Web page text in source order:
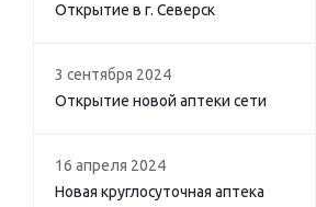
Открытие в г. Северск
3 сентября 2024
Открытие новой аптеки сети
16 апреля 2024
Новая круглосуточная аптека